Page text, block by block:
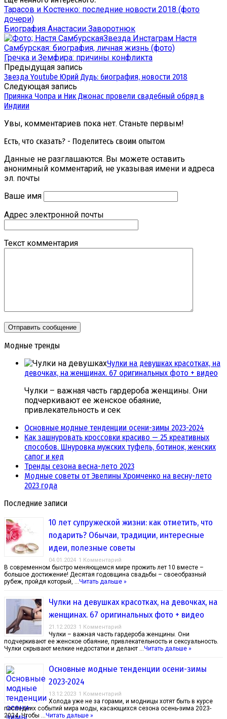
Тарасов и Костенко: последние новости 2018 (фото
дочери)
Биография Анастасии Заворотнюк
Звезда Инстаграм Настя
Самбурская: биография, личная жизнь (фото)
Гречка и Земфира: причины конфликта
Предыдущая запись
Звезда Youtube Юрий Дудь: биография, новости 2018
Следующая запись
Приянка Чопра и Ник Джонас провели свадебный обряд в
Индиии
Увы, комментариев пока нет. Станьте первым!
Есть, что сказать? - Поделитесь своим опытом
Данные не разглашаются. Вы можете оставить
анонимный комментарий, не указывая имени и адреса
эл. почты
Ваше имя
Адрес электронной почты
Текст комментария
Модные тренды
Чулки на девушках красотках, на
девочках, на женщинах. 67 оригинальных фото + видео
Чулки – важная часть гардероба женщины. Они
подчеркивают ее женское обаяние,
привлекательность и сек
Основные модные тенденции осени-зимы 2023-2024
Как зашнуровать кроссовки красиво — 25 креативных
способов. Шнуровка мужских туфель, ботинок, женских
сапог и кед
Тренды сезона весна-лето 2023
Модные советы от Эвелины Хромченко на весну-лето
2023 года
Последние записи
10 лет супружеской жизни: как отметить, что
подарить? Обычаи, традиции, интересные
идеи, полезные советы
04.01.2024 1 Комментарий
В современном быстро меняющемся мире прожить лет 10 вместе –
большое достижение! Десятая годовщина свадьбы – своеобразный
рубеж, пройдя который, … Читать дальше »
Чулки на девушках красотках, на девочках, на
женщинах. 67 оригинальных фото + видео
21.12.2023 1 Комментарий
Чулки – важная часть гардероба женщины. Они
подчеркивают ее женское обаяние, привлекательность и сексуальность.
Чулки скрывают мелкие недостатки и делают … Читать дальше »
Основные модные тенденции осени-зимы
2023-2024
13.12.2023 1 Комментарий
Холода уже не за горами, и модницы хотят быть в курсе
последних событий мира моды, касающихся сезона осень-зима 2023-
2024. Чтобы … Читать дальше »